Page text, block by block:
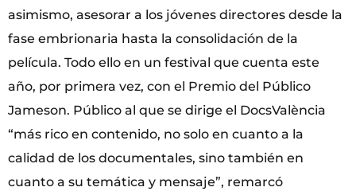
asimismo, asesorar a los jóvenes directores desde la
fase embrionaria hasta la consolidación de la
película. Todo ello en un festival que cuenta este
año, por primera vez, con el Premio del Público
Jameson. Público al que se dirige el DocsValència
“más rico en contenido, no solo en cuanto a la
calidad de los documentales, sino también en
cuanto a su temática y mensaje”, remarcó